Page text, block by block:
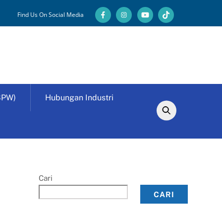
Find Us On Social Media
Hubungan Industri
Cari
CARI